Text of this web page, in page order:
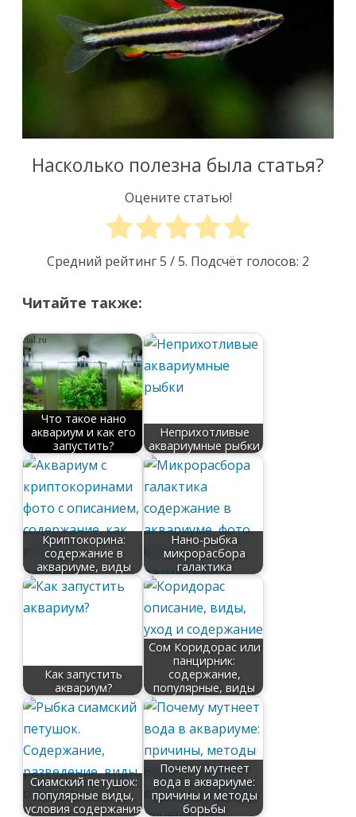
Насколько полезна была статья?
Оцените статью!
Средний рейтинг5 / 5. Подсчёт голосов: 2
Читайте также:
Что такое нано
аквариум и как его
запустить?
Неприхотливые
аквариумные рыбки
Криптокорина:
содержание в
аквариуме, виды
Нано-рыбка
микрорасбора
галактика
Как запустить
аквариум?
Сом Коридорас или
панцирник:
содержание,
популярные, виды
Сиамский петушок:
популярные виды,
условия содержания
Почему мутнеет
вода в аквариуме:
причины и методы
борьбы